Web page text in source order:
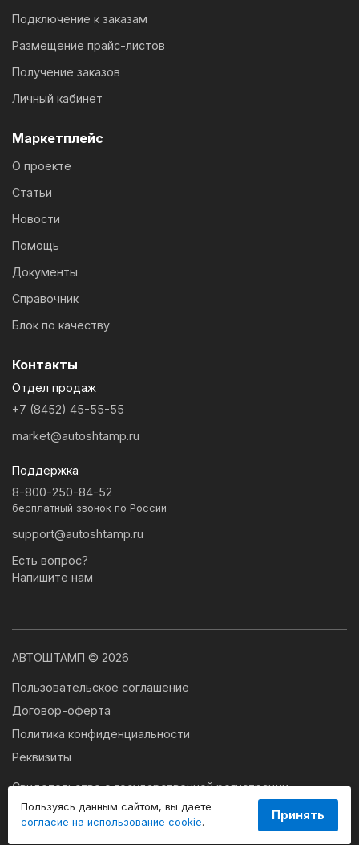
Пользуясь данным сайтом, вы даете
согласие на использование cookie.
Принять
Подключение к заказам
Размещение прайс-листов
Получение заказов
Личный кабинет
Маркетплейс
О проекте
Статьи
Новости
Помощь
Документы
Справочник
Блок по качеству
Контакты
Отдел продаж
+7 (8452) 45-55-55
market@autoshtamp.ru
Поддержка
8-800-250-84-52
бесплатный звонок по России
support@autoshtamp.ru
Есть вопрос?
Напишите нам
АВТОШТАМП © 2026
Пользовательское соглашение
Договор-оферта
Политика конфиденциальности
Реквизиты
Свидетельство о государственной регистрации
программы для ЭВМ № 2024663179